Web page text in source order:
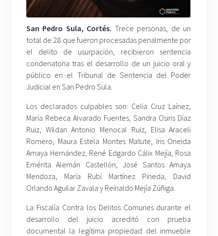
San Pedro Sula, Cortés. Trece personas, de un
total de 28 que fueron procesadas penalmente por
el delito de usurpación, recibieron sentencia
condenatoria tras el desarrollo de un juicio oral y
público en el Tribunal de Sentencia del Poder
Judicial en San Pedro Sula.
Los declarados culpables son: Celia Cruz Laínez,
María Rebeca Alvarado Fuentes, Sandra Osiris Díaz
Ruiz, Wildan Antonio Menocal Ruiz, Elisa Araceli
Romero, Maura Estela Montes Matute, Iris Oneida
Amaya Hernández, René Edgardo Cálix Mejía, Rosa
Emérita Alemán Castellón, José Santos Amaya
Mendoza, María Rubí Martínez Pineda, David
Orlando Aguilar Zavala y Reinaldo Mejía Zúñiga.
La Fiscalía Contra los Delitos Comunes durante el
desarrollo del juicio acreditó con prueba
documental la legítima propiedad del inmueble